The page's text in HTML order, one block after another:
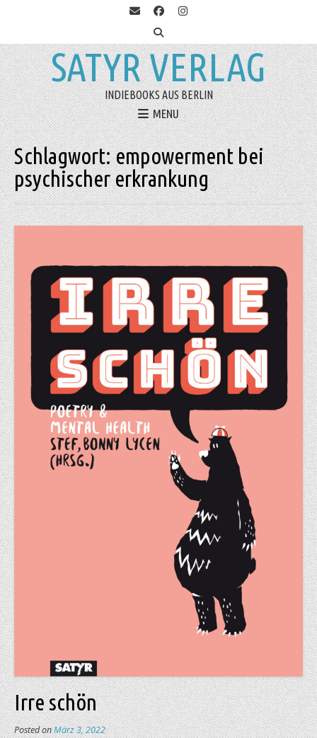
SATYR VERLAG
INDIEBOOKS AUS BERLIN
MENU
Schlagwort:empowerment bei
psychischer erkrankung
Irre schön
Posted onMärz 3, 2022